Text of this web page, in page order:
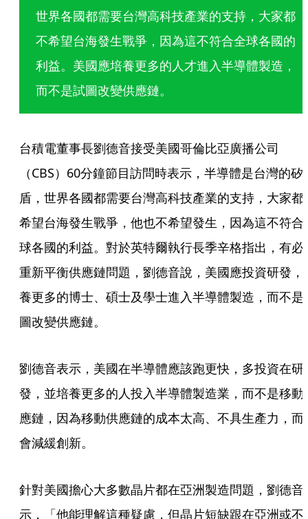
世界各國都需要台灣高科技產業的支持，大家都
不希望台海發生戰爭，因為這不符合全球各國的
利益。美國應培養更多的人才進入半導體製造，
而不是試圖改變供應鏈。
台積電董事長劉德音接受美國哥倫比亞廣播公司
（CBS）60分鐘節目訪問時表示，半導體是台灣的矽
盾，世界各國都需要台灣高科技產業的支持，大家都
希望台海發生戰爭，他也不希望發生，因為這不符合
球各國的利益。對於英特爾執行長季辛格指出，有必
重新平衡供應鏈問題，劉德音說，美國應投資研發，
養更多的博士、碩士及學士進入半導體製造，而不是
圖改變供應鏈。
劉德音表示，美國在半導體應該跑更快，多投資在研
發，並培養更多的人投入半導體製造業，而不是移動
應鏈，因為移動供應鏈的成本太高、不具生產力，而
會減緩創新。
針對美國擔心大多數晶片都在亞洲製造問題，劉德音
示，「他能理解這種疑慮，但晶片短缺跟在亞洲或不